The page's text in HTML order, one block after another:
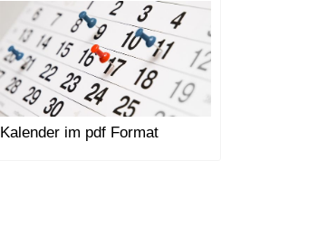
Kalender im pdf Format